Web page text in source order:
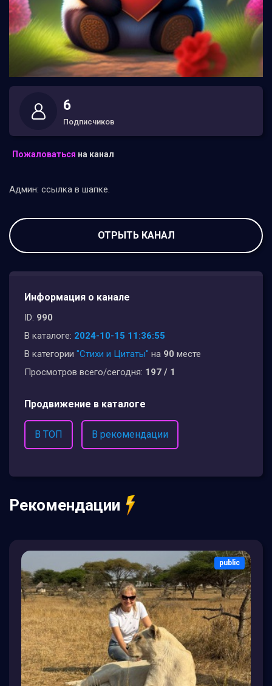
6
Подписчиков
Пожаловаться на канал
Админ: ссылка в шапке.
ОТРЫТЬ КАНАЛ
Информация о канале
ID: 990
В каталоге: 2024-10-15 11:36:55
В категории "Стихи и Цитаты" на 90 месте
Просмотров всего/сегодня: 197 / 1
Продвижение в каталоге
В ТОП В рекомендации
Рекомендации
public